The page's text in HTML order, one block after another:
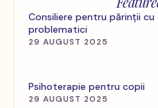
Consiliere pentru părinții cu
problematici
29 AUGUST 2025
Psihoterapie pentru copii
29 AUGUST 2025